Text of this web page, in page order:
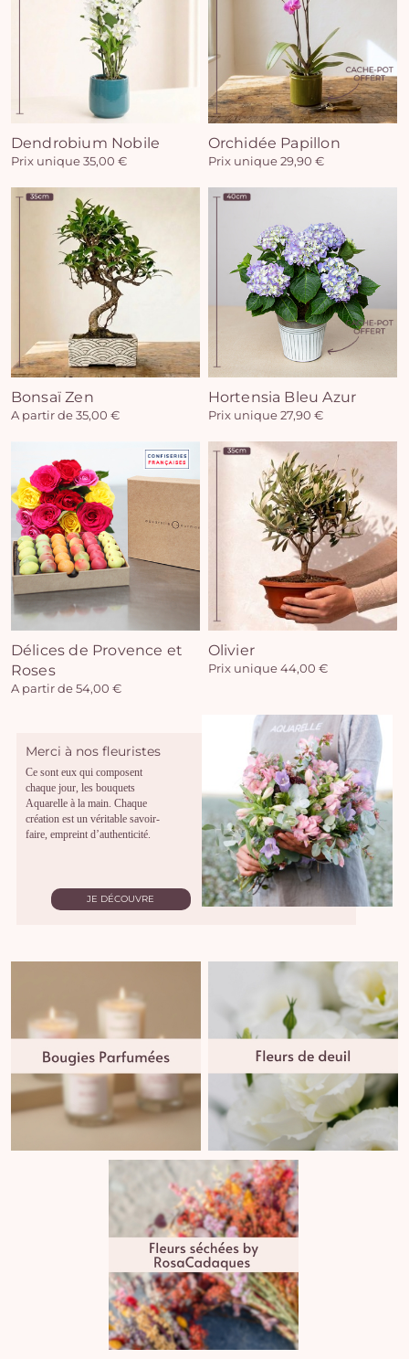
Dendrobium Nobile
Prix unique 35,00 €
Orchidée Papillon
Prix unique 29,90 €
Bonsaï Zen
A partir de 35,00 €
Hortensia Bleu Azur
Prix unique 27,90 €
Délices de Provence et
Roses
A partir de 54,00 €
Olivier
Prix unique 44,00 €
Merci à nos fleuristes
Ce sont eux qui composent
chaque jour, les bouquets
Aquarelle à la main. Chaque
création est un véritable savoir-
faire, empreint d’authenticité.
JE DÉCOUVRE